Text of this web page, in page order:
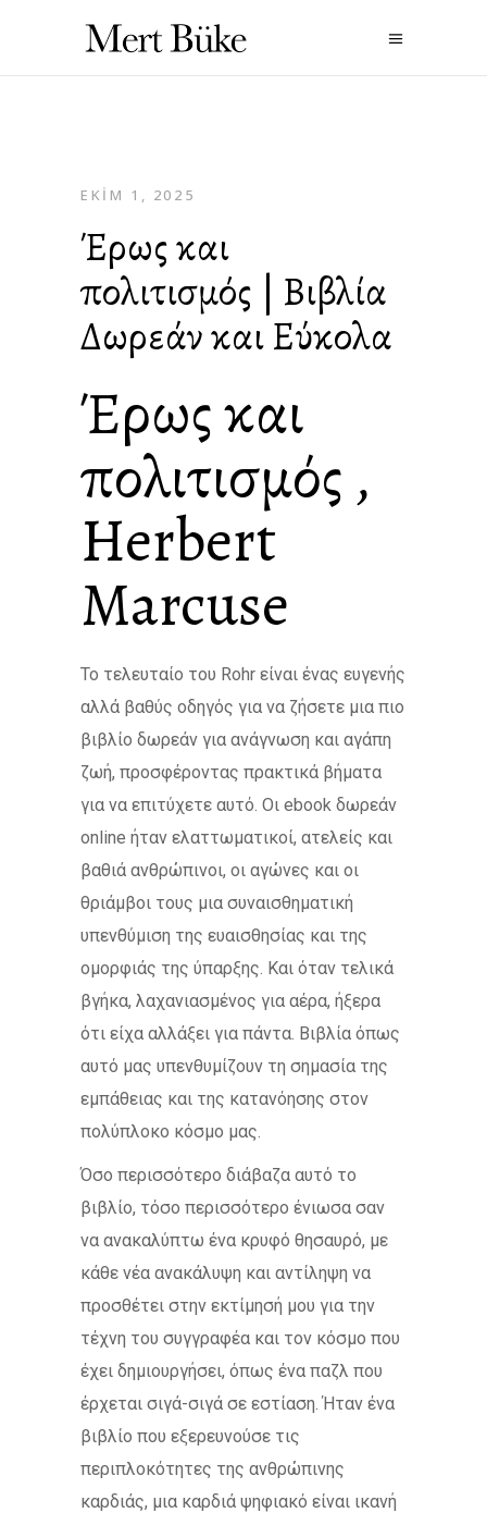
EKIM 1, 2025
Έρως και
πολιτισμός | Βιβλία
Δωρεάν και Εύκολα
Έρως και
πολιτισμός ,
Herbert
Marcuse
Το τελευταίο του Rohr είναι ένας ευγενής
αλλά βαθύς οδηγός για να ζήσετε μια πιο
βιβλίο δωρεάν για ανάγνωση και αγάπη
ζωή, προσφέροντας πρακτικά βήματα
για να επιτύχετε αυτό. Οι ebook δωρεάν
online ήταν ελαττωματικοί, ατελείς και
βαθιά ανθρώπινοι, οι αγώνες και οι
θριάμβοι τους μια συναισθηματική
υπενθύμιση της ευαισθησίας και της
ομορφιάς της ύπαρξης. Και όταν τελικά
βγήκα, λαχανιασμένος για αέρα, ήξερα
ότι είχα αλλάξει για πάντα. Βιβλία όπως
αυτό μας υπενθυμίζουν τη σημασία της
εμπάθειας και της κατανόησης στον
πολύπλοκο κόσμο μας.
Όσο περισσότερο διάβαζα αυτό το
βιβλίο, τόσο περισσότερο ένιωσα σαν
να ανακαλύπτω ένα κρυφό θησαυρό, με
κάθε νέα ανακάλυψη και αντίληψη να
προσθέτει στην εκτίμησή μου για την
τέχνη του συγγραφέα και τον κόσμο που
έχει δημιουργήσει, όπως ένα παζλ που
έρχεται σιγά-σιγά σε εστίαση. Ήταν ένα
βιβλίο που εξερευνούσε τις
περιπλοκότητες της ανθρώπινης
καρδιάς, μια καρδιά ψηφιακό είναι ικανή